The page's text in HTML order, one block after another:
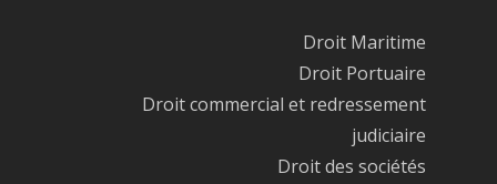
Droit Maritime
Droit Portuaire
Droit commercial et redressement
judiciaire
Droit des sociétés